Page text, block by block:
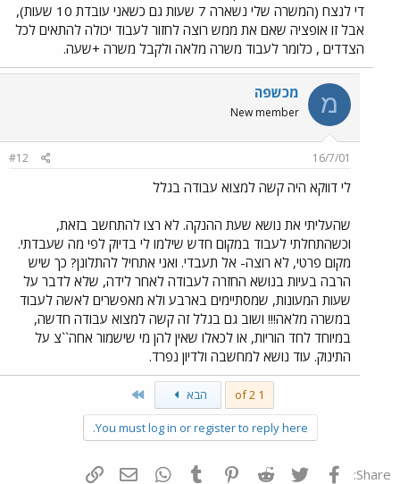
די לנצח (המשרה שלי נשארה 7 שעות גם כשאני עובדת 10 שעות),
אבל זו אופציה שאם את ממש רוצה לחזור לעבוד יכולה להתאים לכל
הצדדים , כלומר לעבוד משרה מלאה ולקבל משרה +שעה.
מ מכשפה
New member
16/7/01
#12
לי דווקא היה קשה למצוא עבודה בגלל
שהעליתי את נושא שעת ההנקה. לא רצו להתחשב בזאת,
וכשהתחלתי לעבוד במקום חדש שילמו לי בדיוק לפי מה שעבדתי.
מקום פרטי, לא רוצה- אל תעבדי. ואני אתחיל להתלונן? כך שיש
הרבה בעיות בנושא החזרה לעבודה לאחר לידה, שלא לדבר על
שעות המעונות, שמסתיימים בארבע ולא מאפשרים לאשה לעבוד
במשרה מלאה!!! ושוב גם בגלל זה קשה למצוא עבודה חדשה,
במיוחד לחד הוריות, או לכאלו שאין להן מי שישמור אחה``צ על
התינוק. עוד נושא למחשבה ולדיון נפרד.
1 of 2 הבא
You must log in or register to reply here.
Share: פייסבוק Twitter
Reddit
Pinterest
Tumblr
WhatsAppדואר אלקטרוני